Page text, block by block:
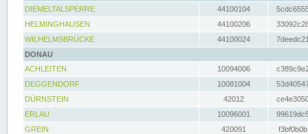
DIEMELTALSPERRE
44100104
HELMINGHAUSEN
44100206
WILHELMSBRÜCKE
44100024
DONAU
ACHLEITEN
10094006
DEGGENDORF
10081004
DÜRNSTEIN
42012
ERLAU
10096001
GREIN
420091